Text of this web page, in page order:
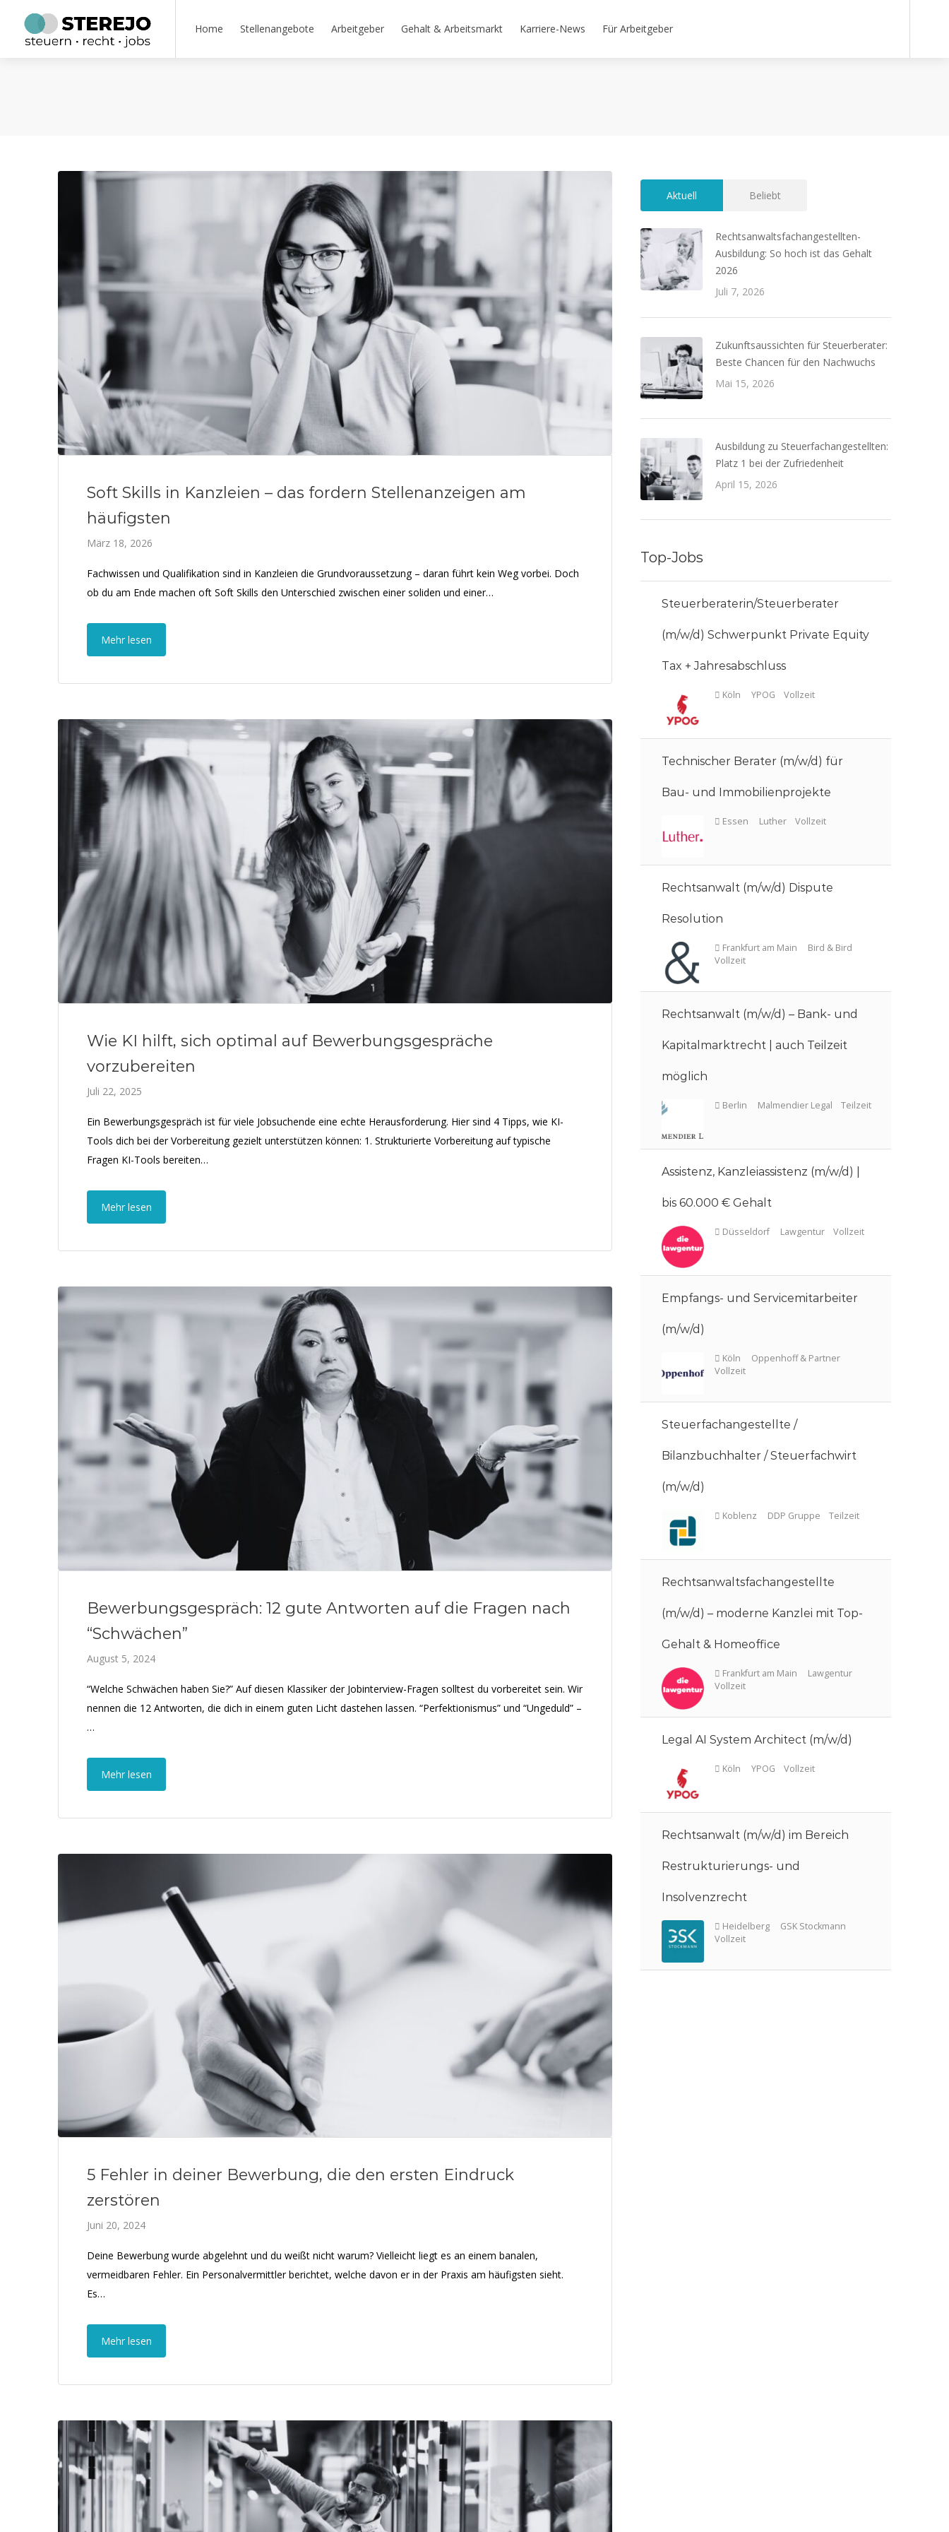
Home Stellenangebote Arbeitgeber Gehalt & Arbeitsmarkt Karriere-News Für Arbeitgeber
Soft Skills in Kanzleien – das fordern Stellenanzeigen am
häufigsten
März 18, 2026
Fachwissen und Qualifikation sind in Kanzleien die Grundvoraussetzung – daran führt kein Weg vorbei. Doch
ob du am Ende machen oft Soft Skills den Unterschied zwischen einer soliden und einer…
Mehr lesen
Wie KI hilft, sich optimal auf Bewerbungsgespräche
vorzubereiten
Juli 22, 2025
Ein Bewerbungsgespräch ist für viele Jobsuchende eine echte Herausforderung. Hier sind 4 Tipps, wie KI-
Tools dich bei der Vorbereitung gezielt unterstützen können: 1. Strukturierte Vorbereitung auf typische
Fragen KI-Tools bereiten…
Mehr lesen
Bewerbungsgespräch: 12 gute Antworten auf die Fragen nach
“Schwächen”
August 5, 2024
“Welche Schwächen haben Sie?” Auf diesen Klassiker der Jobinterview-Fragen solltest du vorbereitet sein. Wir
nennen die 12 Antworten, die dich in einem guten Licht dastehen lassen. “Perfektionismus” und “Ungeduld” –
…
Mehr lesen
5 Fehler in deiner Bewerbung, die den ersten Eindruck
zerstören
Juni 20, 2024
Deine Bewerbung wurde abgelehnt und du weißt nicht warum? Vielleicht liegt es an einem banalen,
vermeidbaren Fehler. Ein Personalvermittler berichtet, welche davon er in der Praxis am häufigsten sieht.
Es…
Mehr lesen
Aktuell Beliebt
Rechtsanwaltsfachangestellten-
Ausbildung: So hoch ist das Gehalt
2026
Juli 7, 2026
Zukunftsaussichten für Steuerberater:
Beste Chancen für den Nachwuchs
Mai 15, 2026
Ausbildung zu Steuerfachangestellten:
Platz 1 bei der Zufriedenheit
April 15, 2026
Top-Jobs
Steuerberaterin/Steuerberater
(m/w/d) Schwerpunkt Private Equity
Tax + Jahresabschluss
Technischer Berater (m/w/d) für
Bau- und Immobilienprojekte
Rechtsanwalt (m/w/d) Dispute
Resolution
Frankfurt am Main
Rechtsanwalt (m/w/d) – Bank- und
Kapitalmarktrecht | auch Teilzeit
möglich
Berlin Malmendier Legal
Assistenz, Kanzleiassistenz (m/w/d) |
bis 60.000 € Gehalt
Empfangs- und Servicemitarbeiter
(m/w/d)
Oppenhoff & Partner
Vollzeit
Steuerfachangestellte /
Bilanzbuchhalter / Steuerfachwirt
(m/w/d)
Rechtsanwaltsfachangestellte
(m/w/d) – moderne Kanzlei mit Top-
Gehalt & Homeoffice
Vollzeit
Legal AI System Architect (m/w/d)
Rechtsanwalt (m/w/d) im Bereich
Restrukturierungs- und
Insolvenzrecht